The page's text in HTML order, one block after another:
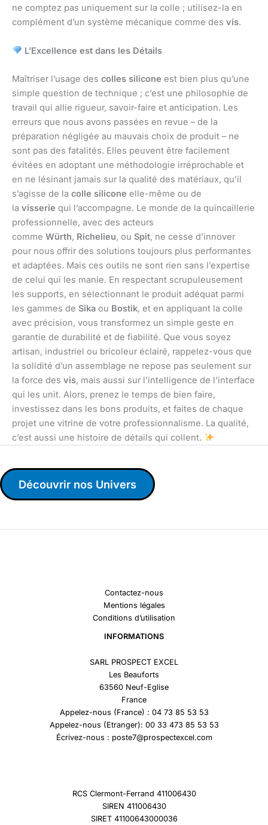
ne comptez pas uniquement sur la colle ; utilisez-la en
complément d’un système mécanique comme des vis.
L’Excellence est dans les Détails
Maîtriser l’usage des colles silicone est bien plus qu’une
simple question de technique ; c’est une philosophie de
travail qui allie rigueur, savoir-faire et anticipation. Les
erreurs que nous avons passées en revue – de la
préparation négligée au mauvais choix de produit – ne
sont pas des fatalités. Elles peuvent être facilement
évitées en adoptant une méthodologie irréprochable et
en ne lésinant jamais sur la qualité des matériaux, qu’il
s’agisse de la colle silicone elle-même ou de
la visserie qui l’accompagne. Le monde de la quincaillerie
professionnelle, avec des acteurs
comme Würth, Richelieu, ou Spit, ne cesse d’innover
pour nous offrir des solutions toujours plus performantes
et adaptées. Mais ces outils ne sont rien sans l’expertise
de celui qui les manie. En respectant scrupuleusement
les supports, en sélectionnant le produit adéquat parmi
les gammes de Sika ou Bostik, et en appliquant la colle
avec précision, vous transformez un simple geste en
garantie de durabilité et de fiabilité. Que vous soyez
artisan, industriel ou bricoleur éclairé, rappelez-vous que
la solidité d’un assemblage ne repose pas seulement sur
la force des vis, mais aussi sur l’intelligence de l’interface
qui les unit. Alors, prenez le temps de bien faire,
investissez dans les bons produits, et faites de chaque
projet une vitrine de votre professionnalisme. La qualité,
c’est aussi une histoire de détails qui collent.
Découvrir nos Univers
Contactez-nous
Mentions légales
Conditions d’utilisation
INFORMATIONS
SARL PROSPECT EXCEL
Les Beauforts
63560 Neuf-Eglise
France
Appelez-nous (France) : 04 73 85 53 53
Appelez-nous (Etranger): 00 33 473 85 53 53
Écrivez-nous : poste7@prospectexcel.com
RCS Clermont-Ferrand 411006430
SIREN 411006430
SIRET 41100643000036